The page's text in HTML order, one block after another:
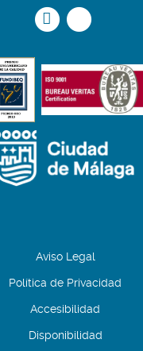
Icono
Icono
facebook
Icono
Icono
twitter
Aviso Legal
Política de Privacidad
Accesibilidad
Disponibilidad